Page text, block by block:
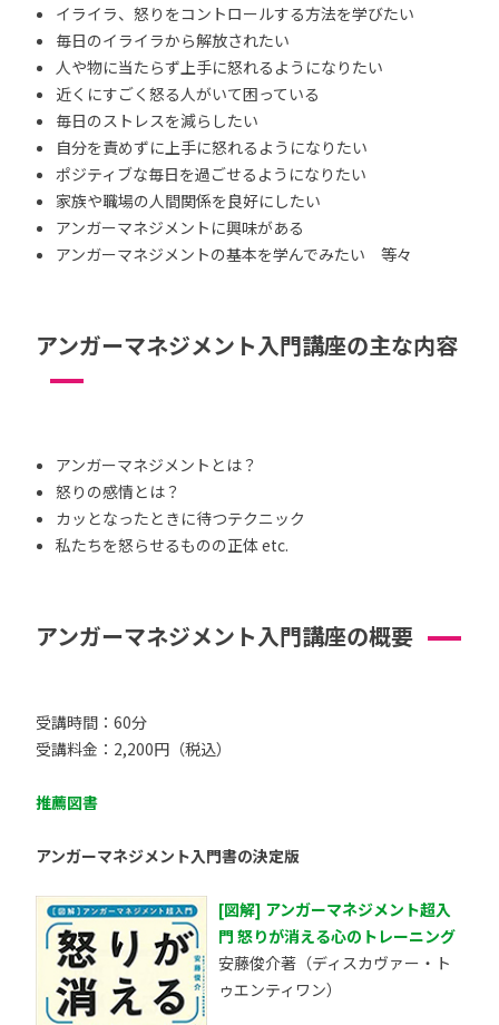
イライラ、怒りをコントロールする方法を学びたい
毎日のイライラから解放されたい
人や物に当たらず上手に怒れるようになりたい
近くにすごく怒る人がいて困っている
毎日のストレスを減らしたい
自分を責めずに上手に怒れるようになりたい
ポジティブな毎日を過ごせるようになりたい
家族や職場の人間関係を良好にしたい
アンガーマネジメントに興味がある
アンガーマネジメントの基本を学んでみたい 等々
アンガーマネジメント入門講座の主な内容
アンガーマネジメントとは？
怒りの感情とは？
カッとなったときに待つテクニック
私たちを怒らせるものの正体 etc.
アンガーマネジメント入門講座の概要
受講時間：60分
受講料金：2,200円（税込）
推薦図書
アンガーマネジメント入門書の決定版
[図解] アンガーマネジメント超入
門 怒りが消える心のトレーニング
安藤俊介著（ディスカヴァー・ト
ゥエンティワン）